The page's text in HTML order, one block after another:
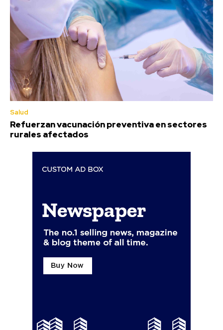
Salud
Refuerzan vacunación preventiva en sectores
rurales afectados